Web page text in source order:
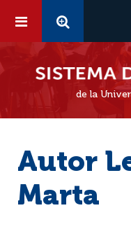
de la
Autor
Marta